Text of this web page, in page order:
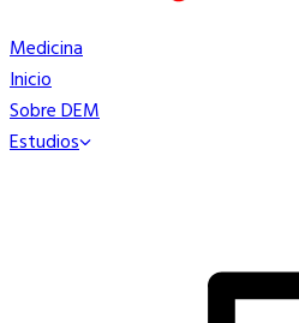
Medicina
Inicio
Sobre DEM
Estudios